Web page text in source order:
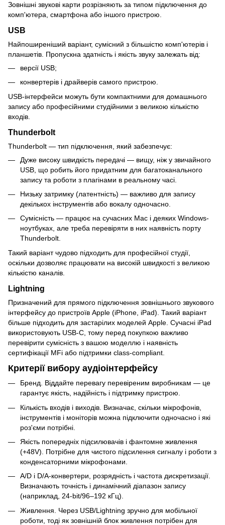
Зовнішні звукові карти розрізняють за типом підключення до
комп'ютера, смартфона або іншого пристрою.
USB
Найпоширеніший варіант, сумісний з більшістю комп'ютерів і
планшетів. Пропускна здатність і якість звуку залежать від:
версії USB;
конвертерів і драйверів самого пристрою.
USB-інтерфейси можуть бути компактними для домашнього
запису або професійними студійними з великою кількістю
входів.
Thunderbolt
Thunderbolt — тип підключення, який забезпечує:
Дуже високу швидкість передачі — вищу, ніж у звичайного
USB, що робить його придатним для багатоканального
запису та роботи з плагінами в реальному часі.
Низьку затримку (латентність) — важливо для запису
декількох інструментів або вокалу одночасно.
Сумісність — працює на сучасних Mac і деяких Windows-
ноутбуках, але треба перевіряти в них наявність порту
Thunderbolt.
Такий варіант чудово підходить для професійної студії,
оскільки дозволяє працювати на високій швидкості з великою
кількістю каналів.
Lightning
Призначений для прямого підключення зовнішнього звукового
інтерфейсу до пристроїв Apple (iPhone, iPad). Такий варіант
більше підходить для застарілих моделей Apple. Сучасні iPad
використовують USB-C, тому перед покупкою важливо
перевірити сумісність з вашою моделлю і наявність
сертифікації MFi або підтримки class-compliant.
Критерії вибору аудіоінтерфейсу
Бренд. Віддайте перевагу перевіреним виробникам — це
гарантує якість, надійність і підтримку пристрою.
Кількість входів і виходів. Визначає, скільки мікрофонів,
інструментів і моніторів можна підключити одночасно і які
роз'єми потрібні.
Якість попередніх підсилювачів і фантомне живлення
(+48V). Потрібне для чистого підсилення сигналу і роботи з
конденсаторними мікрофонами.
A/D і D/A-конвертери, розрядність і частота дискретизації.
Визначають точність і динамічний діапазон запису
(наприклад, 24-bit/96–192 кГц).
Живлення. Через USB/Lightning зручно для мобільної
роботи, тоді як зовнішній блок живлення потрібен для